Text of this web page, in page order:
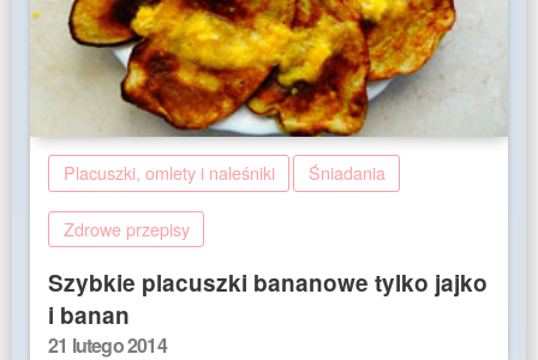
Placuszki, omlety i naleśniki Śniadania
Zdrowe przepisy
Szybkie placuszki bananowe tylko jajko
i banan
Posted
21 lutego 2014